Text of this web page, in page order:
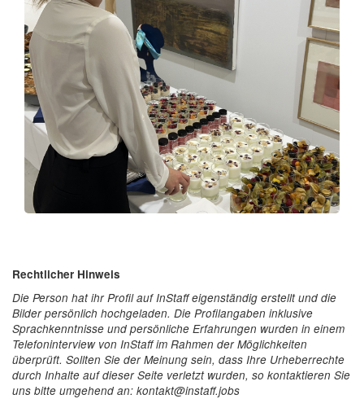
Rechtlicher Hinweis
Die Person hat ihr Profil auf InStaff eigenständig erstellt und die
Bilder persönlich hochgeladen. Die Profilangaben inklusive
Sprachkenntnisse und persönliche Erfahrungen wurden in einem
Telefoninterview von InStaff im Rahmen der Möglichkeiten
überprüft. Sollten Sie der Meinung sein, dass Ihre Urheberrechte
durch Inhalte auf dieser Seite verletzt wurden, so kontaktieren Sie
uns bitte umgehend an: kontakt@instaff.jobs